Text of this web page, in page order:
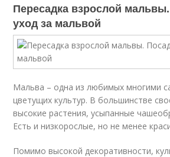
Пересадка взрослой
уход за мальвой
Мальва – одна из любимых многими
цветущих культур. В большинстве
высокие растения, усыпанные
Есть и низкорослые, но не менее
Помимо высокой декоративности,